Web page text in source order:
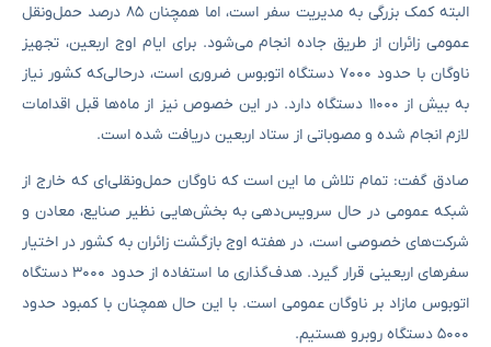
البته کمک بزرگی به مدیریت سفر است، اما همچنان ۸۵ درصد حمل‌ونقل
عمومی زائران از طریق جاده انجام می‌شود. برای ایام اوج اربعین، تجهیز
ناوگان با حدود ۷۰۰۰ دستگاه اتوبوس ضروری است، درحالی‌که کشور نیاز
به بیش از ۱۱۰۰۰ دستگاه دارد. در این خصوص نیز از ماه‌ها قبل اقدامات
لازم انجام شده و مصوباتی از ستاد اربعین دریافت شده است.
صادق گفت: تمام تلاش ما این است که ناوگان حمل‌ونقلی‌ای که خارج از
شبکه عمومی در حال سرویس‌دهی به بخش‌هایی نظیر صنایع، معادن و
شرکت‌های خصوصی است، در هفته اوج بازگشت زائران به کشور در اختیار
سفرهای اربعینی قرار گیرد. هدف‌گذاری ما استفاده از حدود ۳۰۰۰ دستگاه
اتوبوس مازاد بر ناوگان عمومی است. با این حال همچنان با کمبود حدود
۵۰۰۰ دستگاه روبرو هستیم.